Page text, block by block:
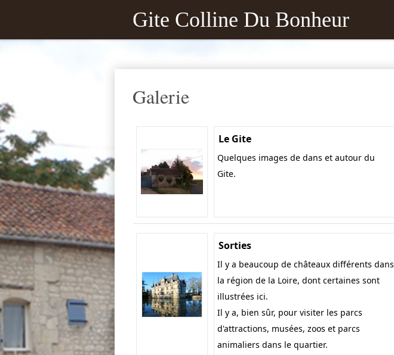
Gite Colline Du Bonheur
Galerie
Le Gite
Quelques images de dans et autour du
Gite.
Sorties
Il y a beaucoup de châteaux différents dans
la région de la Loire, dont certaines sont
illustrées ici.
Il y a, bien sûr, pour visiter les parcs
d'attractions, musées, zoos et parcs
animaliers dans le quartier.